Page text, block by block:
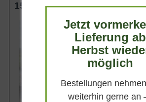
150-200 cm m. B.
bis zu
Belaubung
Blatt- /
Standort
Jetzt
Lieferung ab
Herbst
möglich
Bestellungen
weiterhin gerne